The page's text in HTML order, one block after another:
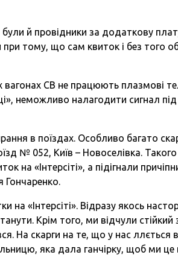
й провідники за додаткову
тому, що сам квиток і без того
СВ не працюють плазмові
неможливо налагодити сигнал
в поїздах. Особливо багато
№ 052, Київ – Новоселівка.
на «Інтерсіті», а підігнали
Гончаренко.
«Інтерсіті». Відразу якось
Крім того, ми відчули стійкий
На скарги на те, що у нас ллється
яка дала ганчірку, щоб ми це